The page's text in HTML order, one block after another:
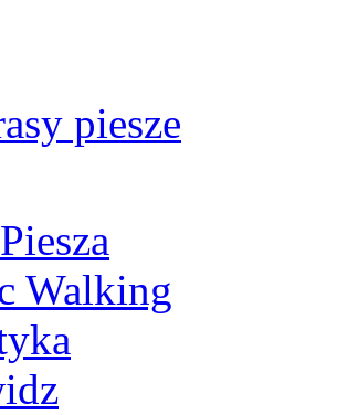
piesze
Walking